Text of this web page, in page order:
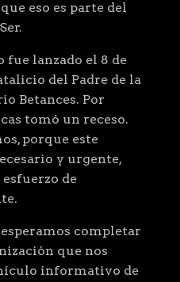
eso es parte del
fue lanzado el 8 de
del Padre de la
Betances. Por
tomó un receso.
porque este
y urgente,
de
esperamos completar
que nos
informativo de